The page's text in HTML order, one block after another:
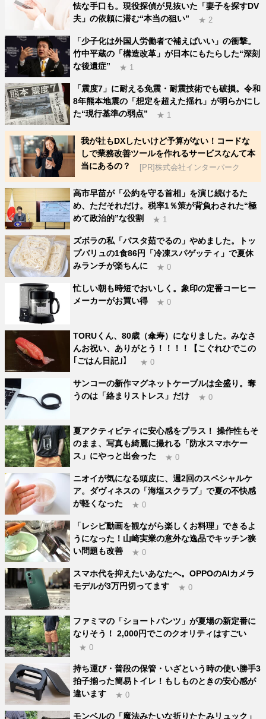
怯な手口も。現役探偵が見抜いた「妻子を探すDV
夫」の依頼に潜む“本当の狙い”
★ 2
「少子化は外国人労働者で補えばいい」の衝撃。
竹中平蔵の「構造改革」が日本にもたらした“深刻
な後遺症”
★ 1
「震度7」に耐える免震・耐震技術でも破損。令和
8年熊本地震の「想定を超えた揺れ」が明らかにし
た“現行基準の弱点”
★ 1
我が社もDXしたいけど予算がない！コードな
しで業務改善ツールを作れるサービスなんて本
当にあるの？
[PR]株式会社インターパーク
高市早苗が「公約を守る首相」を演じ続けるた
め、ただそれだけ。税率1％策が背負わされた“極
めて政治的”な役割
★ 1
ズボラの私「パスタ茹でるの」やめました。トッ
プバリュの1食86円「冷凍スパゲッティ」で夏休
みランチが楽ちんに
★ 0
忙しい朝も時短でおいしく。象印の定番コーヒー
メーカーがお買い得
★ 0
TORUくん、80歳（傘寿）になりました。みなさ
んお祝い、ありがとう！！！！【こぐれひでこの
｢ごはん日記｣】
★ 0
サンコーの新作マグネットケーブルは全盛り。奪
うのは「絡まりストレス」だけ
★ 0
夏アクティビティに安心感をプラス！ 操作性もそ
のまま、写真も綺麗に撮れる「防水スマホケー
ス」にやっと出会った
★ 0
ニオイが気になる頭皮に、週2回のスペシャルケ
ア。ダヴィネスの「海塩スクラブ」で夏の不快感
が軽くなった
★ 0
「レシピ動画を観ながら楽しくお料理」できるよ
うになった！山崎実業の意外な逸品でキッチン狭
い問題も改善
★ 0
スマホ代を抑えたいあなたへ。OPPOのAIカメラ
モデルが3万円切ってます
★ 0
ファミマの「ショートパンツ」が夏場の新定番に
なりそう！ 2,000円でこのクオリティはすごい
★ 0
持ち運び・普段の保管・いざという時の使い勝手3
拍子揃った簡易トイレ！もしものときの安心感が
違います
★ 0
モンベルの「魔法みたいな折りたたみリュック」